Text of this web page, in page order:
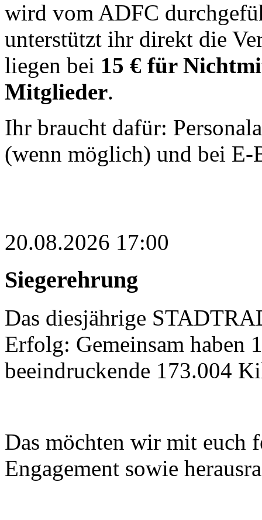
wird vom ADFC
unterstützt ihr direkt die
liegen bei 15 € für
Mitglieder.
Ihr braucht dafür:
(wenn möglich) und bei E-
20.08.2026 17:00
Siegerehrung
Das diesjährige
Erfolg: Gemeinsam haben
beeindruckende 173.004
Das möchten wir mit euch
Engagement sowie